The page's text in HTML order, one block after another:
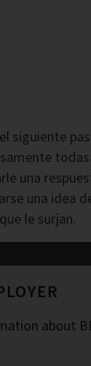
siguiente
una
una idea
le surjan.
about